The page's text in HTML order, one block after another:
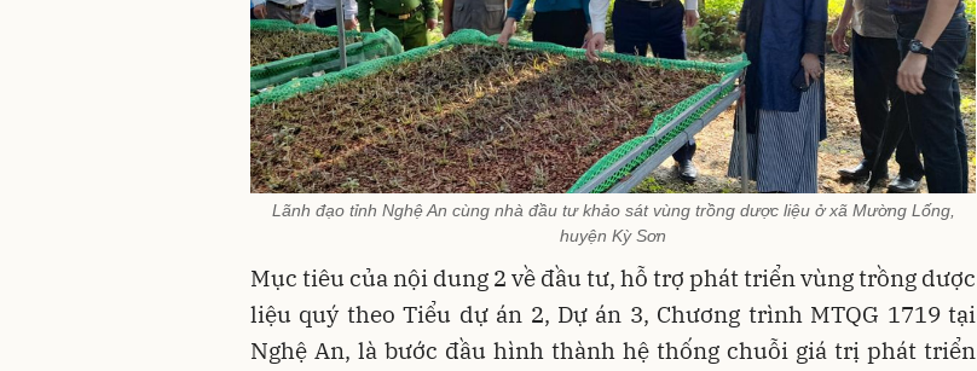
Lãnh đạo tỉnh Nghệ An cùng nhà đầu tư khảo sát vùng trồng dược liệu ở xã Mường Lống,
huyện Kỳ Sơn
Mục tiêu của nội dung 2 về đầu tư, hỗ trợ phát triển vùng trồng dược
liệu quý theo Tiểu dự án 2, Dự án 3, Chương trình MTQG 1719 tại
Nghệ An, là bước đầu hình thành hệ thống chuỗi giá trị phát triển